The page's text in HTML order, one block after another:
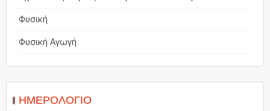
Φυσική
Φυσική Αγωγή
ΗΜΕΡΟΛΌΓΙΟ